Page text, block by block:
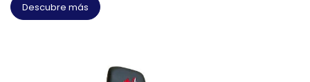
Descubre más